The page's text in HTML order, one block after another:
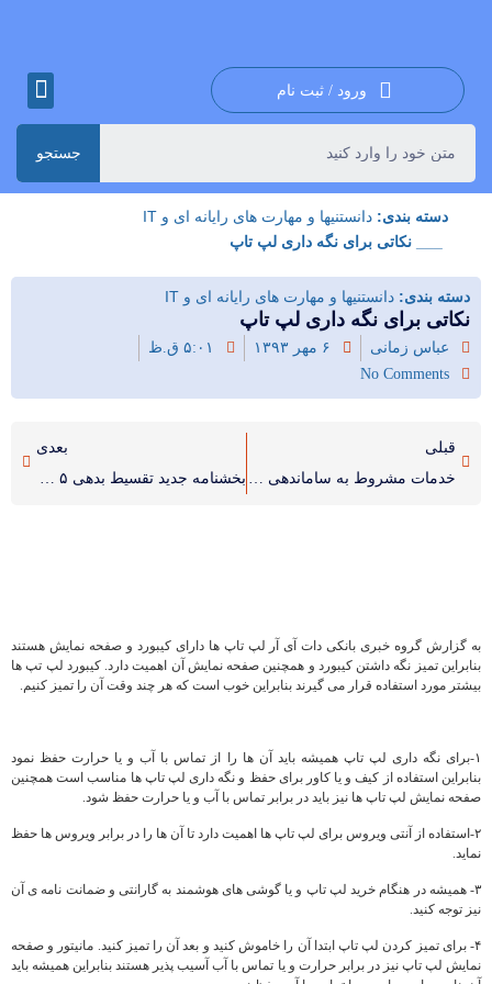
ورود / ثبت نام
جستجو
دسته بندی: دانستنیها و مهارت های رایانه ای و IT
___ نکاتی برای نگه داری لپ تاپ
دسته بندی: دانستنیها و مهارت های رایانه ای و IT
نکاتی برای نگه داری لپ تاپ
عباس زمانی ۶ مهر ۱۳۹۳
۵:۰۱ ق.ظ
No Comments
قبلی
خدمات مشروط به ساماندهی وتجمیع سوابق پرداخت حق بیمه
بعدی
بخشنامه جدید تقسیط بدهی ۵ ساله وام‌گیرندگان ارزی
به گزارش گروه خبری بانکی دات آی آر لپ تاپ ها دارای کیبورد و صفحه نمایش هستند
بنابراین تمیز نگه داشتن کیبورد و همچنین صفحه نمایش آن اهمیت دارد. کیبورد لپ تپ ها
بیشتر مورد استفاده قرار می گیرند بنابراین خوب است که هر چند وقت آن را تمیز کنیم.
۱-برای نگه داری لپ تاپ همیشه باید آن ها را از تماس با آب و یا حرارت حفظ نمود
بنابراین استفاده از کیف و یا کاور برای حفظ و نگه داری لپ تاپ ها مناسب است همچنین
صفحه نمایش لپ تاپ ها نیز باید در برابر تماس با آب و یا حرارت حفظ شود.
۲-استفاده از آنتی ویروس برای لپ تاپ ها اهمیت دارد تا آن ها را در برابر ویروس ها حفظ
نماید.
۳- همیشه در هنگام خرید لپ تاپ و یا گوشی های هوشمند به گارانتی و ضمانت نامه ی آن
نیز توجه کنید.
۴- برای تمیز کردن لپ تاپ ابتدا آن را خاموش کنید و بعد آن را تمیز کنید. مانیتور و صفحه
نمایش لپ تاپ نیز در برابر حرارت و یا تماس با آب آسیب پذیر هستند بنابراین همیشه باید